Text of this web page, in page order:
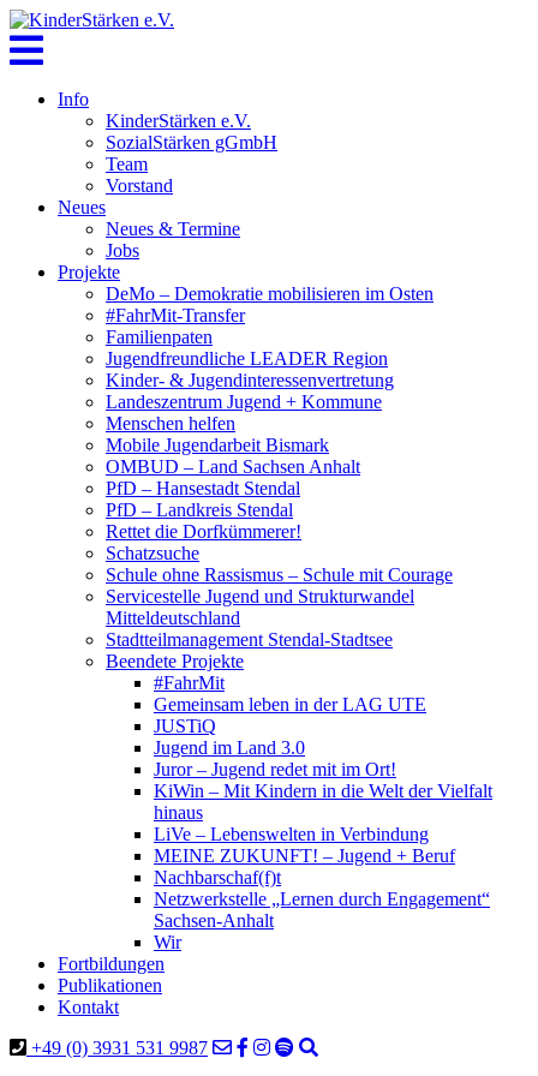
Skip
to
content
Info
KinderStärken e.V.
SozialStärken gGmbH
Team
Vorstand
Neues
Neues & Termine
Jobs
Projekte
DeMo – Demokratie mobilisieren im Osten
#FahrMit-Transfer
Familienpaten
Jugendfreundliche LEADER Region
Kinder- & Jugendinteressenvertretung
Landeszentrum Jugend + Kommune
Menschen helfen
Mobile Jugendarbeit Bismark
OMBUD – Land Sachsen Anhalt
PfD – Hansestadt Stendal
PfD – Landkreis Stendal
Rettet die Dorfkümmerer!
Schatzsuche
Schule ohne Rassismus – Schule mit Courage
Servicestelle Jugend und Strukturwandel
Mitteldeutschland
Stadtteilmanagement Stendal-Stadtsee
Beendete Projekte
#FahrMit
Gemeinsam leben in der LAG UTE
JUSTiQ
Jugend im Land 3.0
Juror – Jugend redet mit im Ort!
KiWin – Mit Kindern in die Welt der Vielfalt
hinaus
LiVe – Lebenswelten in Verbindung
MEINE ZUKUNFT! – Jugend + Beruf
Nachbarschaf(f)t
Netzwerkstelle „Lernen durch Engagement“
Sachsen-Anhalt
Wir
Fortbildungen
Publikationen
Kontakt
+49 (0) 3931 531 9987